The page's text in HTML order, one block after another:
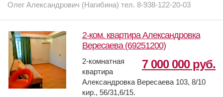
Олег Александрович (Нагибина) тел. 8-938-122-20-03
2-ком. квартира Александровка
Вересаева (69251200)
7 000 000 руб.
2-комнатная
квартира
Александровка Вересаева 103, 8/10
кир., 56/31,6/15.